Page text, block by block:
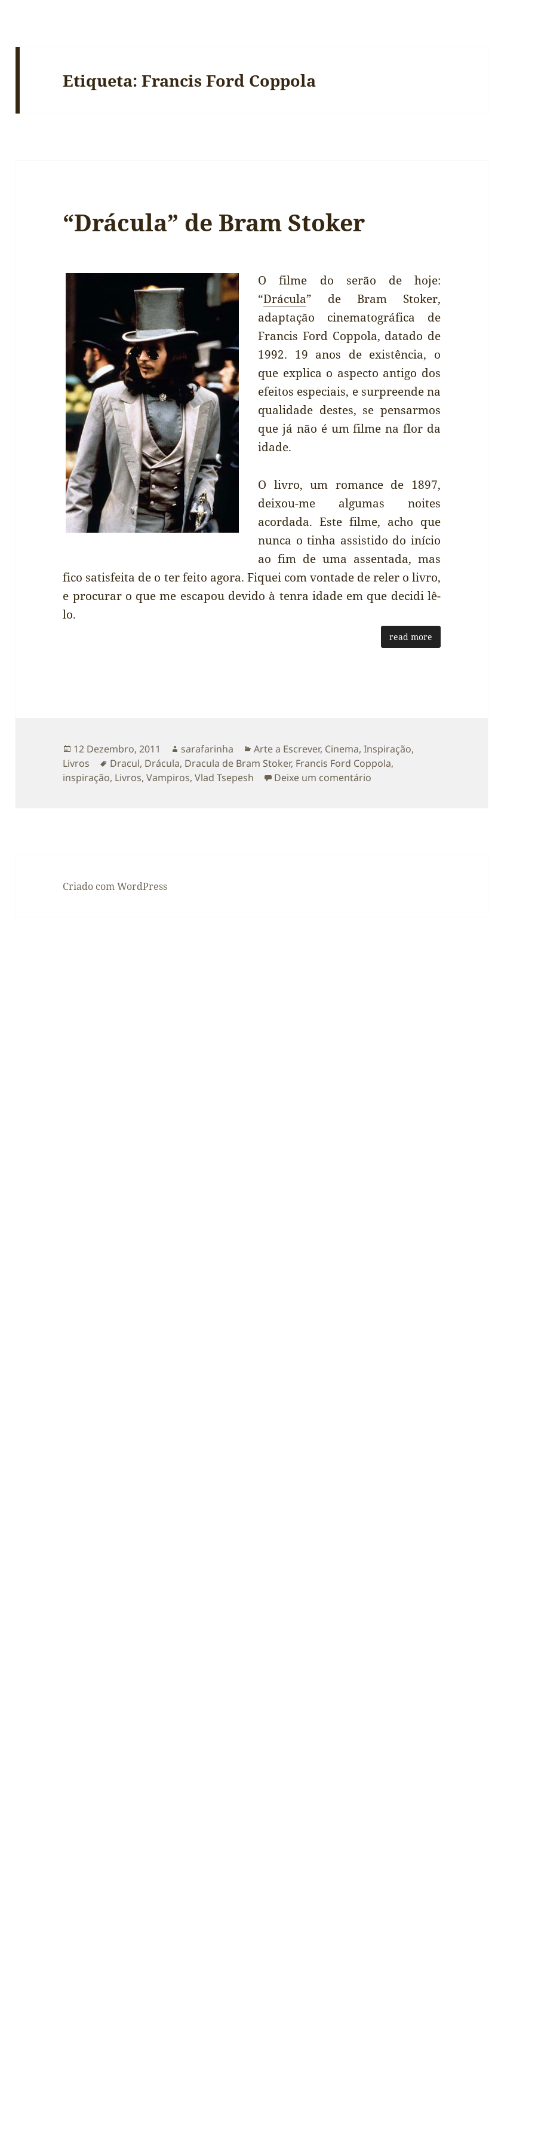
Etiqueta:Francis Ford Coppola
“Drácula” de Bram Stoker
O filme do serão de hoje:
“Drácula” de Bram Stoker,
adaptação cinematográfica de
Francis Ford Coppola, datado de
1992. 19 anos de existência, o
que explica o aspecto antigo dos
efeitos especiais, e surpreende na
qualidade destes, se pensarmos
que já não é um filme na flor da
idade.
O livro, um romance de 1897,
deixou-me algumas noites
acordada. Este filme, acho que
nunca o tinha assistido do início
ao fim de uma assentada, mas
fico satisfeita de o ter feito agora. Fiquei com vontade de reler o livro,
e procurar o que me escapou devido à tenra idade em que decidi lê-
lo.
read more
Publicado
a
12 Dezembro, 2011 Autor
sarafarinha Categorias
Arte a Escrever, Cinema,Inspiração,
Livros
Etiquetas
Dracul, Drácula, Dracula de Bram Stoker, Francis Ford Coppola,
inspiração, Livros,Vampiros,Vlad Tsepesh Deixe um comentário
Criado com WordPress